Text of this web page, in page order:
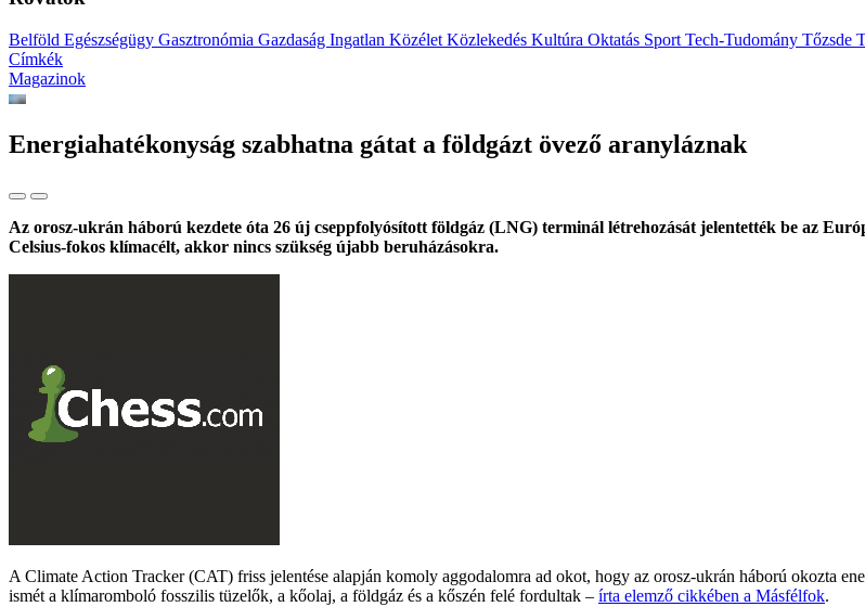
Belföld Egészségügy Gasztronómia Gazdaság Ingatlan Közélet Közlekedés Kultúra Oktatás Sport Tech-Tudomány Tőzsde
Címkék
Magazinok
Energiahatékonyság szabhatna gátat a földgázt övező aranyláznak
Az orosz-ukrán háború kezdete óta 26 új cseppfolyósított földgáz (LNG) terminál létrehozását jelentették be az
Celsius-fokos klímacélt, akkor nincs szükség újabb beruházásokra.
A Climate Action Tracker (CAT) friss jelentése alapján komoly aggodalomra ad okot, hogy az orosz-ukrán háború okozta
ismét a klímaromboló fosszilis tüzelők, a kőolaj, a földgáz és a kőszén felé fordultak – írta elemző cikkében a Másfélfok.